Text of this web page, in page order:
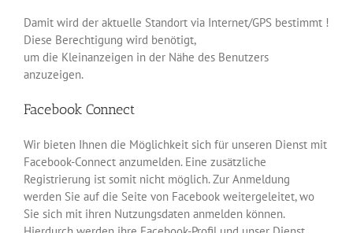
Damit wird der aktuelle Standort via Internet/GPS bestimmt !
Diese Berechtigung wird benötigt,
um die Kleinanzeigen in der Nähe des Benutzers
anzuzeigen.
Facebook Connect
Wir bieten Ihnen die Möglichkeit sich für unseren Dienst mit
Facebook-Connect anzumelden. Eine zusätzliche
Registrierung ist somit nicht möglich. Zur Anmeldung
werden Sie auf die Seite von Facebook weitergeleitet, wo
Sie sich mit ihren Nutzungsdaten anmelden können.